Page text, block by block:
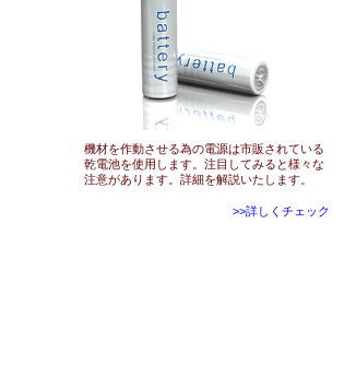
機材を作動させる為の電源は市販されている
乾電池を使用します。注目してみると様々な
注意があります。詳細を解説いたします。
>>詳しくチェック